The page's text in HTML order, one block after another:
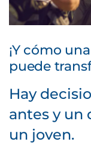
¡Y cómo
puede
Hay
antes y un
un joven.